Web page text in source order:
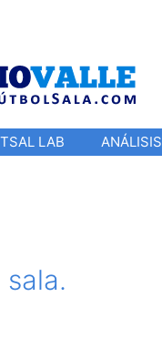
LAB ANÁLISIS